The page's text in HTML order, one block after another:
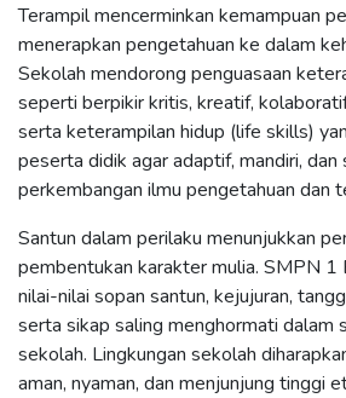
Terampil mencerminkan kemampuan
menerapkan pengetahuan ke dalam
Sekolah mendorong penguasaan
seperti berpikir kritis, kreatif,
serta keterampilan hidup (life skills)
peserta didik agar adaptif, mandiri, dan
perkembangan ilmu pengetahuan dan
Santun dalam perilaku menunjukkan
pembentukan karakter mulia. SMPN 1
nilai-nilai sopan santun, kejujuran,
serta sikap saling menghormati dalam
sekolah. Lingkungan sekolah
aman, nyaman, dan menjunjung tinggi